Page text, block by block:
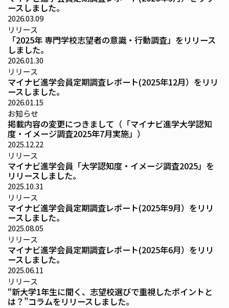
ースしました。
2026.03.09
リリース
「2025年 専門学校志望者の意識・行動調査」をリリース
しました。
2026.01.30
リリース
マイナビ進学会員定期調査レポート(2025年12月）をリリ
ースしました。
2026.01.15
お知らせ
掲載内容の変更につきまして（「マイナビ進学大学認知
度・イメージ調査2025年7月実施」）
2025.12.22
リリース
マイナビ進学会員「大学認知度・イメージ調査2025」を
リリースしました。
2025.10.31
リリース
マイナビ進学会員定期調査レポート(2025年9月）をリリ
ースしました。
2025.08.05
リリース
マイナビ進学会員定期調査レポート(2025年6月）をリリ
ースしました。
2025.06.11
リリース
“新大学1年生に聞く、志望校選びで重視したポイントと
は？”コラムをリリースしました。